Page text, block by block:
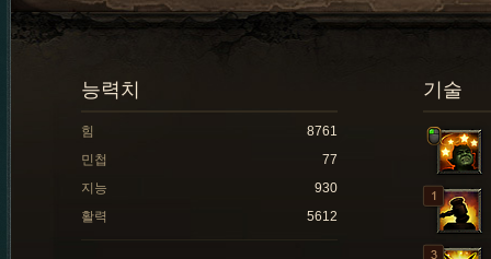
기술
능력치
힘
8761
민첩
77
지능
930
활력
5612